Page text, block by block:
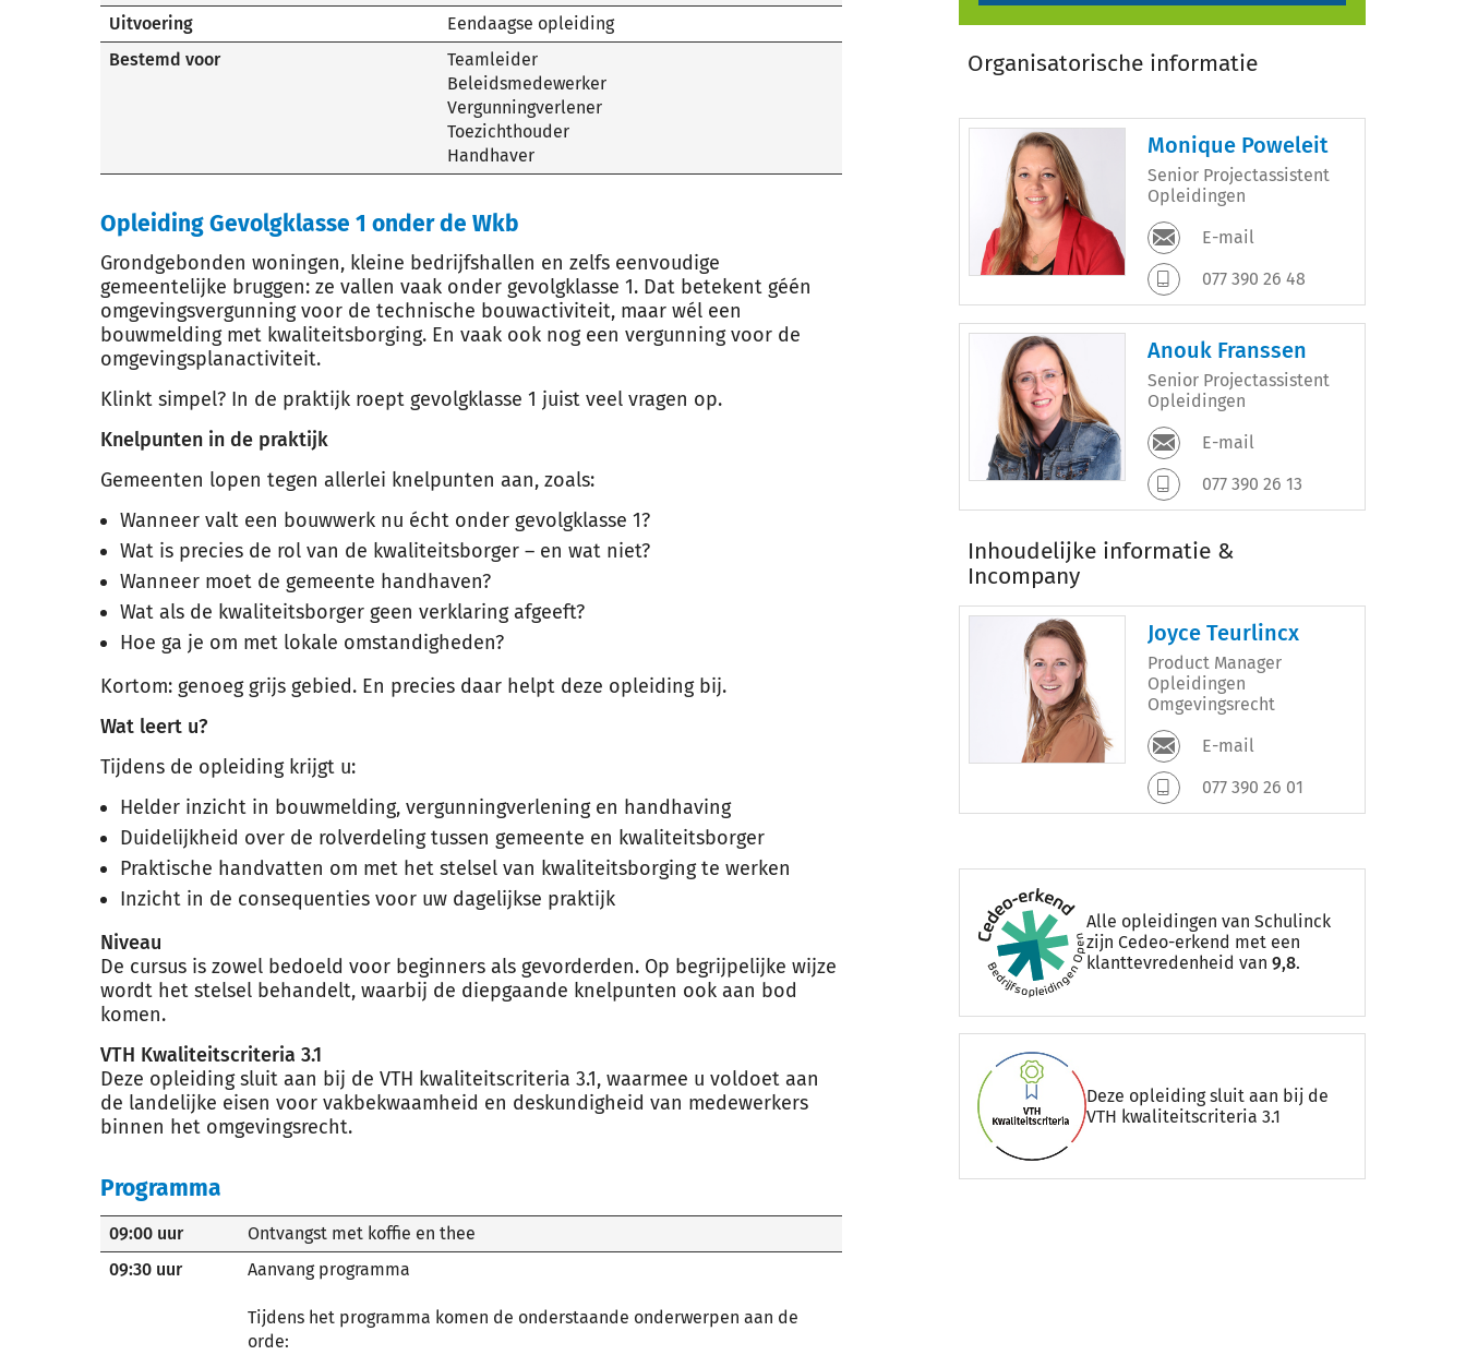
Uitvoering
Eendaagse opleiding
Bestemd voor
Teamleider
Beleidsmedewerker
Vergunningverlener
Toezichthouder
Handhaver
Opleiding Gevolgklasse 1 onder de Wkb
Grondgebonden woningen, kleine bedrijfshallen en zelfs eenvoudige
gemeentelijke bruggen: ze vallen vaak onder gevolgklasse 1. Dat betekent géén
omgevingsvergunning voor de technische bouwactiviteit, maar wél een
bouwmelding met kwaliteitsborging. En vaak ook nog een vergunning voor de
omgevingsplanactiviteit.
Klinkt simpel? In de praktijk roept gevolgklasse 1 juist veel vragen op.
Knelpunten in de praktijk
Gemeenten lopen tegen allerlei knelpunten aan, zoals:
Wanneer valt een bouwwerk nu écht onder gevolgklasse 1?
Wat is precies de rol van de kwaliteitsborger – en wat niet?
Wanneer moet de gemeente handhaven?
Wat als de kwaliteitsborger geen verklaring afgeeft?
Hoe ga je om met lokale omstandigheden?
Kortom: genoeg grijs gebied. En precies daar helpt deze opleiding bij.
Wat leert u?
Tijdens de opleiding krijgt u:
Helder inzicht in bouwmelding, vergunningverlening en handhaving
Duidelijkheid over de rolverdeling tussen gemeente en kwaliteitsborger
Praktische handvatten om met het stelsel van kwaliteitsborging te werken
Inzicht in de consequenties voor uw dagelijkse praktijk
Niveau
De cursus is zowel bedoeld voor beginners als gevorderden. Op begrijpelijke wijze
wordt het stelsel behandelt, waarbij de diepgaande knelpunten ook aan bod
komen.
VTH Kwaliteitscriteria 3.1
Deze opleiding sluit aan bij de VTH kwaliteitscriteria 3.1, waarmee u voldoet aan
de landelijke eisen voor vakbekwaamheid en deskundigheid van medewerkers
binnen het omgevingsrecht.
Programma
09:00 uur
Ontvangst met koffie en thee
09:30 uur
Aanvang programma
Tijdens het programma komen de onderstaande onderwerpen aan de
orde:
Organisatorische informatie
Monique Poweleit
Senior Projectassistent
Opleidingen
E-mail
077 390 26 48
Anouk Franssen
Senior Projectassistent
Opleidingen
E-mail
077 390 26 13
Inhoudelijke informatie &
Incompany
Joyce Teurlincx
Product Manager
Opleidingen
Omgevingsrecht
E-mail
077 390 26 01
Alle opleidingen van Schulinck
zijn Cedeo-erkend met een
klanttevredenheid van 9,8.
Deze opleiding sluit aan bij de
VTH kwaliteitscriteria 3.1